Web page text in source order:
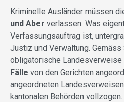
Kriminelle Ausländer müssen
und Aber verlassen. Was
Verfassungsauftrag ist,
Justiz und Verwaltung.
obligatorische Landesverweise
Fälle von den Gerichten
angeordneten
kantonalen Behörden vollzogen.